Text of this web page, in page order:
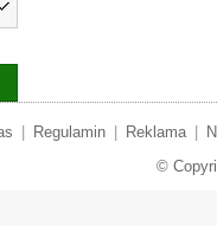
Regulamin Reklama
©